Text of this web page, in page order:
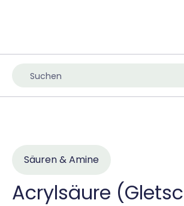
Säuren & Amine
Acrylsäure